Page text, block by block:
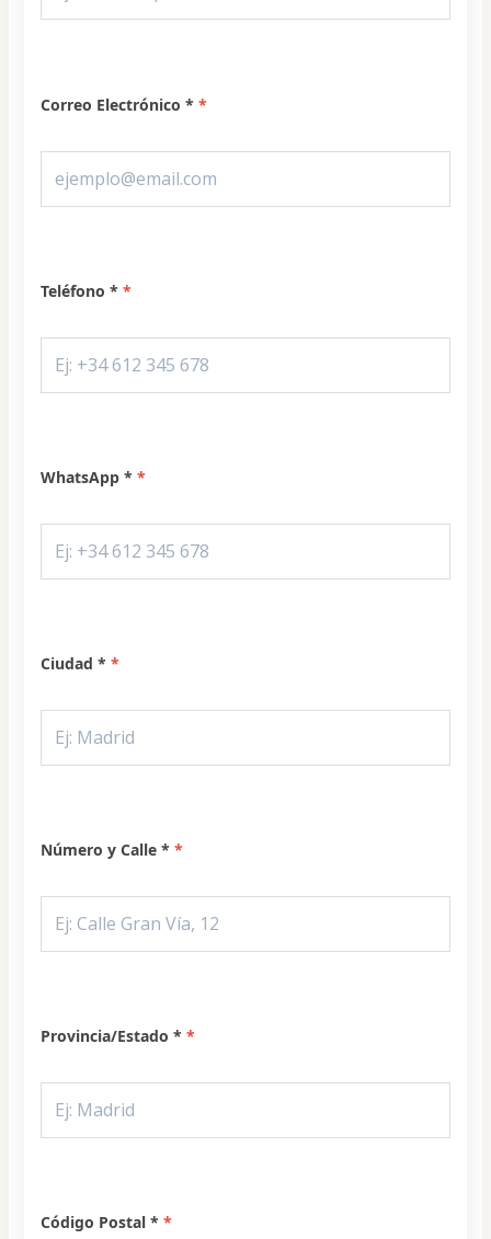
Correo Electrónico *
Teléfono *
WhatsApp *
Ciudad *
Número y Calle *
Provincia/Estado *
Código Postal *